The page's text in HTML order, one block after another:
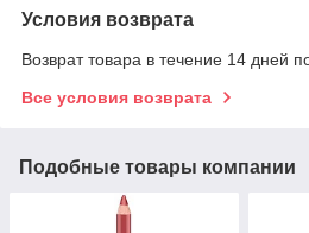
Условия возврата
Возврат товара в течение 14 дней
Все условия возврата
Подобные товары компании